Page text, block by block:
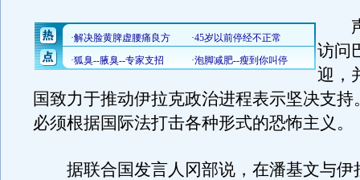
声
访问
迎，
国致力于推动伊拉克政治进程表示坚决支持
必须根据国际法打击各种形式的恐怖主义。
据联合国发言人冈部说，在潘基文与伊